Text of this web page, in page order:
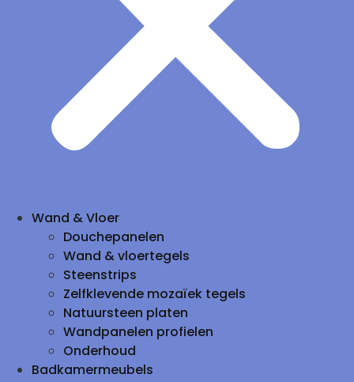
Wand & Vloer
Douchepanelen
Wand & vloertegels
Steenstrips
Zelfklevende mozaïek tegels
Natuursteen platen
Wandpanelen profielen
Onderhoud
Badkamermeubels